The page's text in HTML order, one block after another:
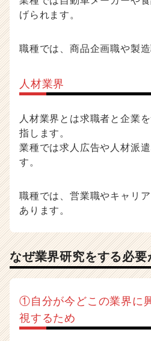
げられます。
職種では、商品企画職や製造
人材業界
人材業界とは求職者と企業
指します。
業種では求人広告や人材派
す。
職種では、営業職やキャリ
あります。
なぜ業界研究をする必要
①自分が今どこの業界に
視するため